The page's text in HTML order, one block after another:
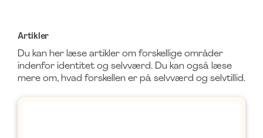
Artikler
Du kan her læse artikler om forskellige områder
indenfor identitet og selvværd. Du kan også læse
mere om, hvad forskellen er på selvværd og selvtillid.